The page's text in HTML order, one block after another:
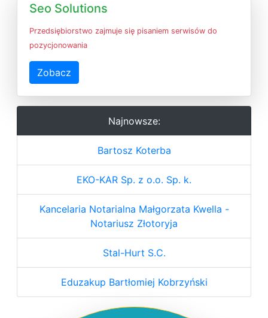
Seo Solutions
Przedsiębiorstwo zajmuje się pisaniem serwisów do
pozycjonowania
Zobacz
Najnowsze:
Bartosz Koterba
EKO-KAR Sp. z o.o. Sp. k.
Kancelaria Notarialna Małgorzata Kwella -
Notariusz Złotoryja
Stal-Hurt S.C.
Eduzakup Bartłomiej Kobrzyński